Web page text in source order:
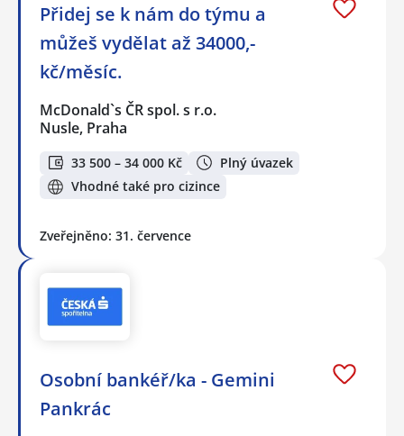
Přidej se k nám do týmu a
můžeš vydělat až 34000,-
kč/měsíc.
McDonald`s ČR spol. s r.o.
Nusle, Praha
33 500 – 34 000 Kč
Plný úvazek
Vhodné také pro cizince
Zveřejněno: 31. července
Osobní bankéř/ka - Gemini
Pankrác